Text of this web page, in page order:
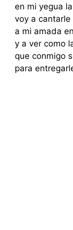
en mi yegua
voy a cantarle
a mi amada
y a ver como
que conmigo
para